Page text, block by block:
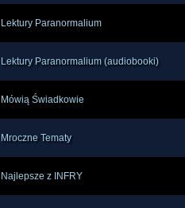
Lektury Paranormalium
Lektury Paranormalium (audiobooki)
Mówią Świadkowie
Mroczne Tematy
Najlepsze z INFRY